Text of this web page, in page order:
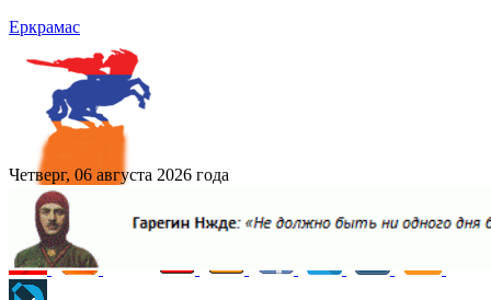
Еркрамас
Четверг, 06 августа 2026 года